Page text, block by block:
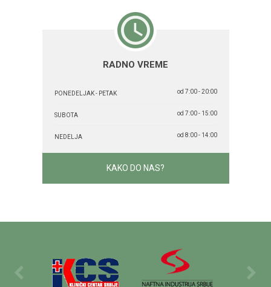
RADNO VREME
PONEDELJAK - PETAK od 7:00 - 20:00
SUBOTA od 7:00 - 15:00
NEDELJA od 8:00 - 14:00
KAKO DO NAS?